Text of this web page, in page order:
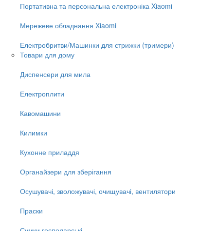
Портативна та персональна електроніка Xiaomi
Мережеве обладнання Xiaomi
Електробритви/Машинки для стрижки (тримери)
Товари для дому
Диспенсери для мила
Електроплити
Кавомашини
Килимки
Кухонне приладдя
Органайзери для зберігання
Осушувачі, зволожувачі, очищувачі, вентилятори
Праски